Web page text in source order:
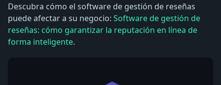
Descubra cómo el software de gestión de reseñas
puede afectar a su negocio: Software de gestión de
reseñas: cómo garantizar la reputación en línea de
forma inteligente.